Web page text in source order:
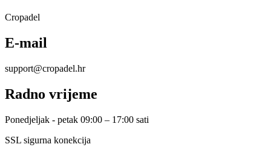
Cropadel
E-mail
support@cropadel.hr
Radno vrijeme
Ponedjeljak - petak 09:00 – 17:00 sati
SSL sigurna konekcija